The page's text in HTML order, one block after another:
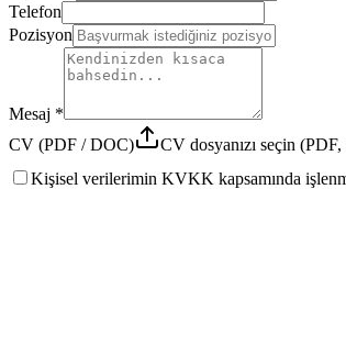
Telefon
Pozisyon
Mesaj *
CV (PDF / DOC)
CV dosyanızı seçin
Kişisel verilerimin KVKK kapsamında